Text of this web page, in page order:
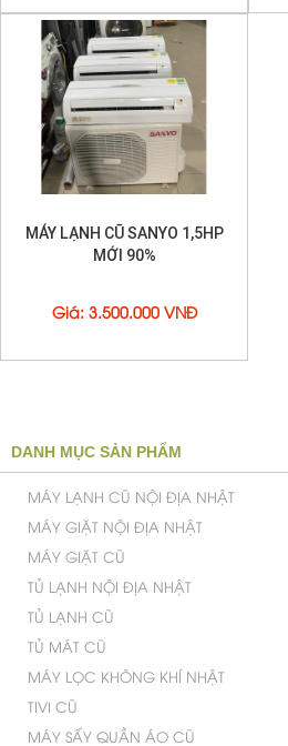
MÁY LẠNH CŨ SANYO 1,5HP
MỚI 90%
Giá: 3.500.000 VNĐ
DANH MỤC SẢN PHẨM
MÁY LẠNH CŨ NỘI ĐỊA NHẬT
MÁY GIẶT NỘI ĐỊA NHẬT
MÁY GIẶT CŨ
TỦ LẠNH NỘI ĐỊA NHẬT
TỦ LẠNH CŨ
TỦ MÁT CŨ
MÁY LỌC KHÔNG KHÍ NHẬT
TIVI CŨ
MÁY SẤY QUẦN ÁO CŨ